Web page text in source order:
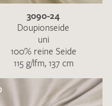
3090-24
Doupionseide
uni
100% reine Seide
115 g/lfm, 137 cm